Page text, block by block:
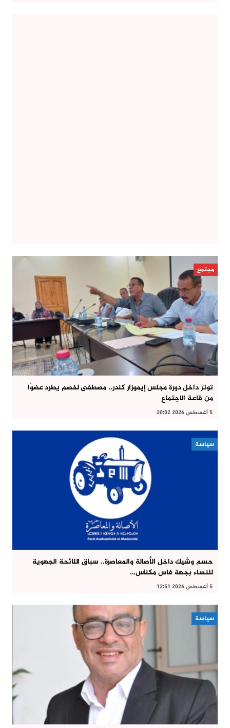
مجتمع
توتر داخل دورة مجلس إيموزار كندر.. مصطفى لخصم يطرد عضوًا
من قاعة الاجتماع
5 أغسطس 2026 20:02
سياسة
حسم وشيك داخل الأصالة والمعاصرة.. سباق اللائحة الجهوية
للنساء بجهة فاس مكناس…
5 أغسطس 2026 12:51
سياسة